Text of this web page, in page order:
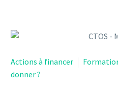
Actions à financer
donner ?